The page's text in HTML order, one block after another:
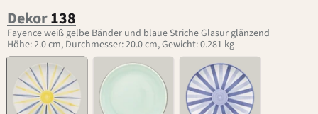
Dekor138
Fayence weiß gelbe Bänder und blaue Striche Glasur glänzend
Höhe: 2.0 cm, Durchmesser: 20.0 cm, Gewicht: 0.281 kg